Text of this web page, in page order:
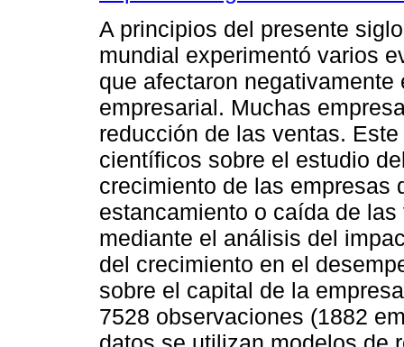
A principios del presente
mundial experimentó varios
que afectaron negativamente
empresarial. Muchas
reducción de las ventas.
científicos sobre el estudio
crecimiento de las empresas
estancamiento o caída de
mediante el análisis del
del crecimiento en el
sobre el capital de la
7528 observaciones (1882